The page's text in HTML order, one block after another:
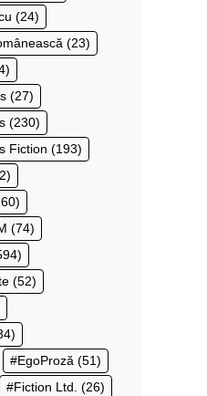
(24)
(23)
(27)
(230)
Fiction (193)
(74)
(52)
EgoProză (51)
Fiction Ltd. (26)